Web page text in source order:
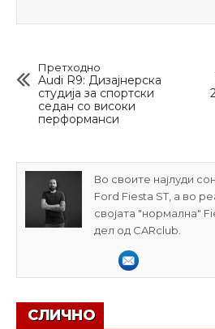
Претходно
Audi R9: Дизајнерска
студија за спортски
седан со високи
перформанси
Во своите најлуди
Ford Fiesta ST, а во
својата "нормална"
дел од CARclub.
СЛИЧНО